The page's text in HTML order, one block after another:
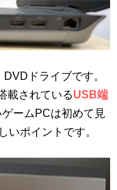
ドライブです。
載されているUSB端
ームPCは初めて見
いポイントです。